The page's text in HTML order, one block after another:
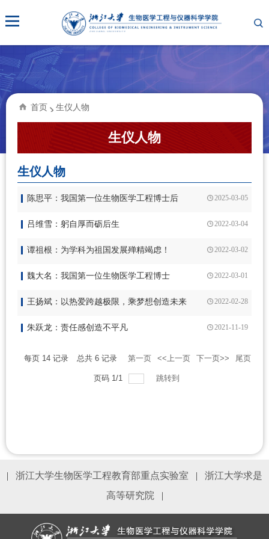
首页 生仪人物
生仪人物
生仪人物
2025-03-05
陈思平：我国第一位生物医学工程博士后
2022-03-04
吕维雪：躬自厚而砺后生
2022-03-02
谭祖根：为学科为祖国发展殚精竭虑！
2022-03-01
魏大名：我国第一位生物医学工程博士
2022-02-28
王扬斌：以热爱跨越极限，乘梦想创造未来
2021-11-19
朱跃龙：责任感创造不平凡
每页 14 记录 总共 6 记录 第一页 <<上一页 下一页>> 尾页
页码 1 /1 跳转到
| 浙江大学生物医学工程教育部重点实验室 |
浙江大学求是
高等研究院
|